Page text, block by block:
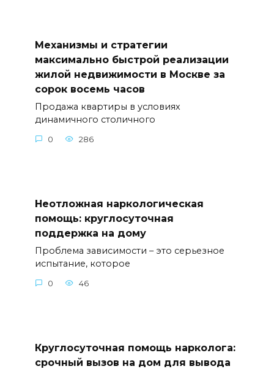
Механизмы и стратегии
максимально быстрой реализации
жилой недвижимости в Москве за
сорок восемь часов
Продажа квартиры в условиях
динамичного столичного
0 286
Неотложная наркологическая
помощь: круглосуточная
поддержка на дому
Проблема зависимости – это серьезное
испытание, которое
0 46
Круглосуточная помощь нарколога:
срочный вызов на дом для вывода